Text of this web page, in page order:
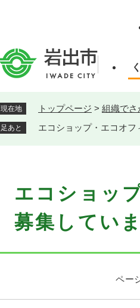
現在地 トップページ > 組織でさ
足あと エコショップ・エコオフ
エコショッ
募集していま
ペー